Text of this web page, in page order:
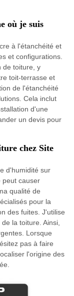
où je suis
à l'étanchéité et
et configurations.
de toiture, y
toit-terrasse et
de l'étanchéité
Cela inclut
d'une
un devis pour
chez Site
d'humidité sur
peut causer
qualité de
pour la
des fuites. J'utilise
la toiture. Ainsi,
Lorsque
pas à faire
l'origine des